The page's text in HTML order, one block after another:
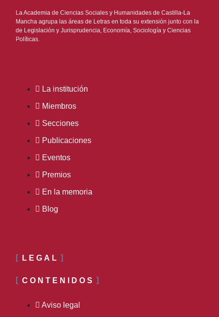
La Academia de Ciencias Sociales y Humanidades de Castilla-La
Mancha agrupa las áreas de Letras en toda su extensión junto con la
de Legislación y Jurisprudencia, Economía, Sociología y Ciencias
Políticas.
La institución
Miembros
Secciones
Publicaciones
Eventos
Premios
En la memoria
Blog
LEGAL
CONTENIDOS
Aviso legal